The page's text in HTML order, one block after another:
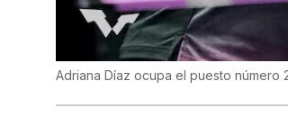
Adriana Díaz ocupa el puesto número